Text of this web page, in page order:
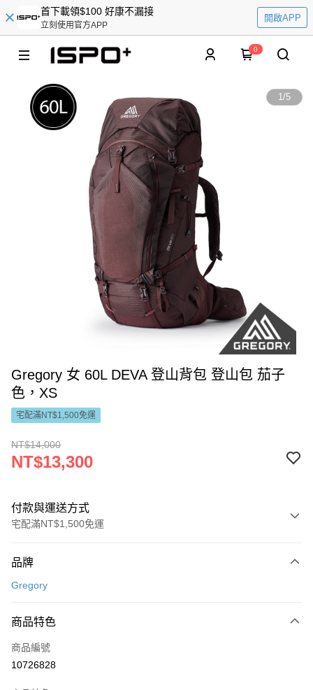
首下載領$100 好康不漏接
立刻使用官方APP
開啟APP
0
1/5
Gregory 女 60L DEVA 登山背包 登山包 茄子
色，XS
宅配滿NT$1,500免運
NT$14,000
NT$13,300
付款與運送方式
宅配滿NT$1,500免運
信用卡一次付款
Apple Pay
悠遊付
品牌
Gregory
商品特色
商品編號
10726828